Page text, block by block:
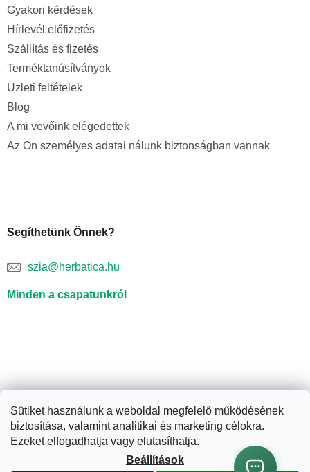
Sütiket használunk a weboldal megfelelő működésének
biztosítása, valamint analitikai és marketing célokra.
Ezeket elfogadhatja vagy elutasíthatja.
Beállítások
Gyakori kérdések
Hírlevél előfizetés
Szállítás és fizetés
Terméktanúsítványok
Üzleti feltételek
Blog
A mi vevőink elégedettek
Az Ön személyes adatai nálunk biztonságban vannak
Segíthetünk Önnek?
szia@herbatica.hu
Minden a csapatunkról
Shoptet készítette